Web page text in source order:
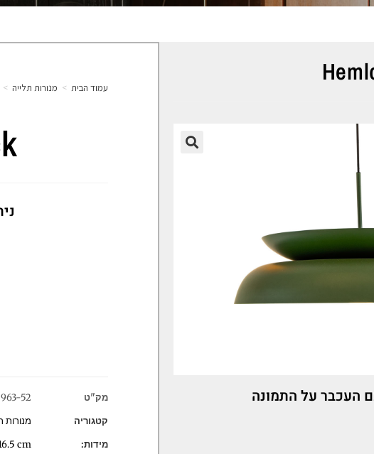
העכבר על התמונה
עמוד הבית > מנורות תלייה >
מק"ט
52
קטגוריה
מנורות
מידות:
cm